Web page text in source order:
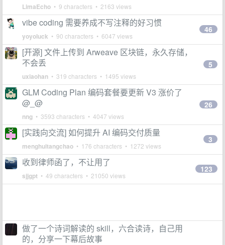
LimaEcho • 9 characters • 2163 views
vibe coding 需要养成不写注释的好习惯
yoyoluck • 90 characters • 6047 views
46
[开源] 文件上传到 Arweave 区块链，永久存储，
不会丢
uxiaohan • 319 characters • 1495 views
5
GLM Coding Plan 编码套餐要更新 V3 涨价了
@_@
nng • 3593 characters • 4047 views
26
[实践向交流] 如何提升 AI 编码交付质量
menghuitangchao • 176 characters • 1272 views
3
收到律师函了，不让用了
sjjgpt • 49 characters • 21050 views
123
做了一个诗词解读的 skill，六合读诗，自己用
的，分享一下幕后故事